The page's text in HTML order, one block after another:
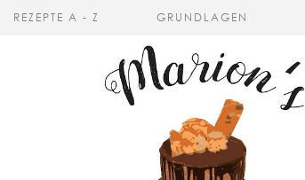
REZEPTE A - Z GRUNDLAGEN